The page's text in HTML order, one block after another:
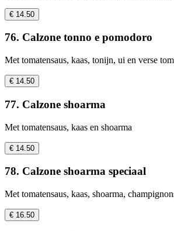
€ 14.50
76. Calzone tonno e pomodoro
Met tomatensaus, kaas, tonijn, ui en verse
€ 14.50
77. Calzone shoarma
Met tomatensaus, kaas en shoarma
€ 14.50
78. Calzone shoarma speciaal
Met tomatensaus, kaas, shoarma,
€ 16.50